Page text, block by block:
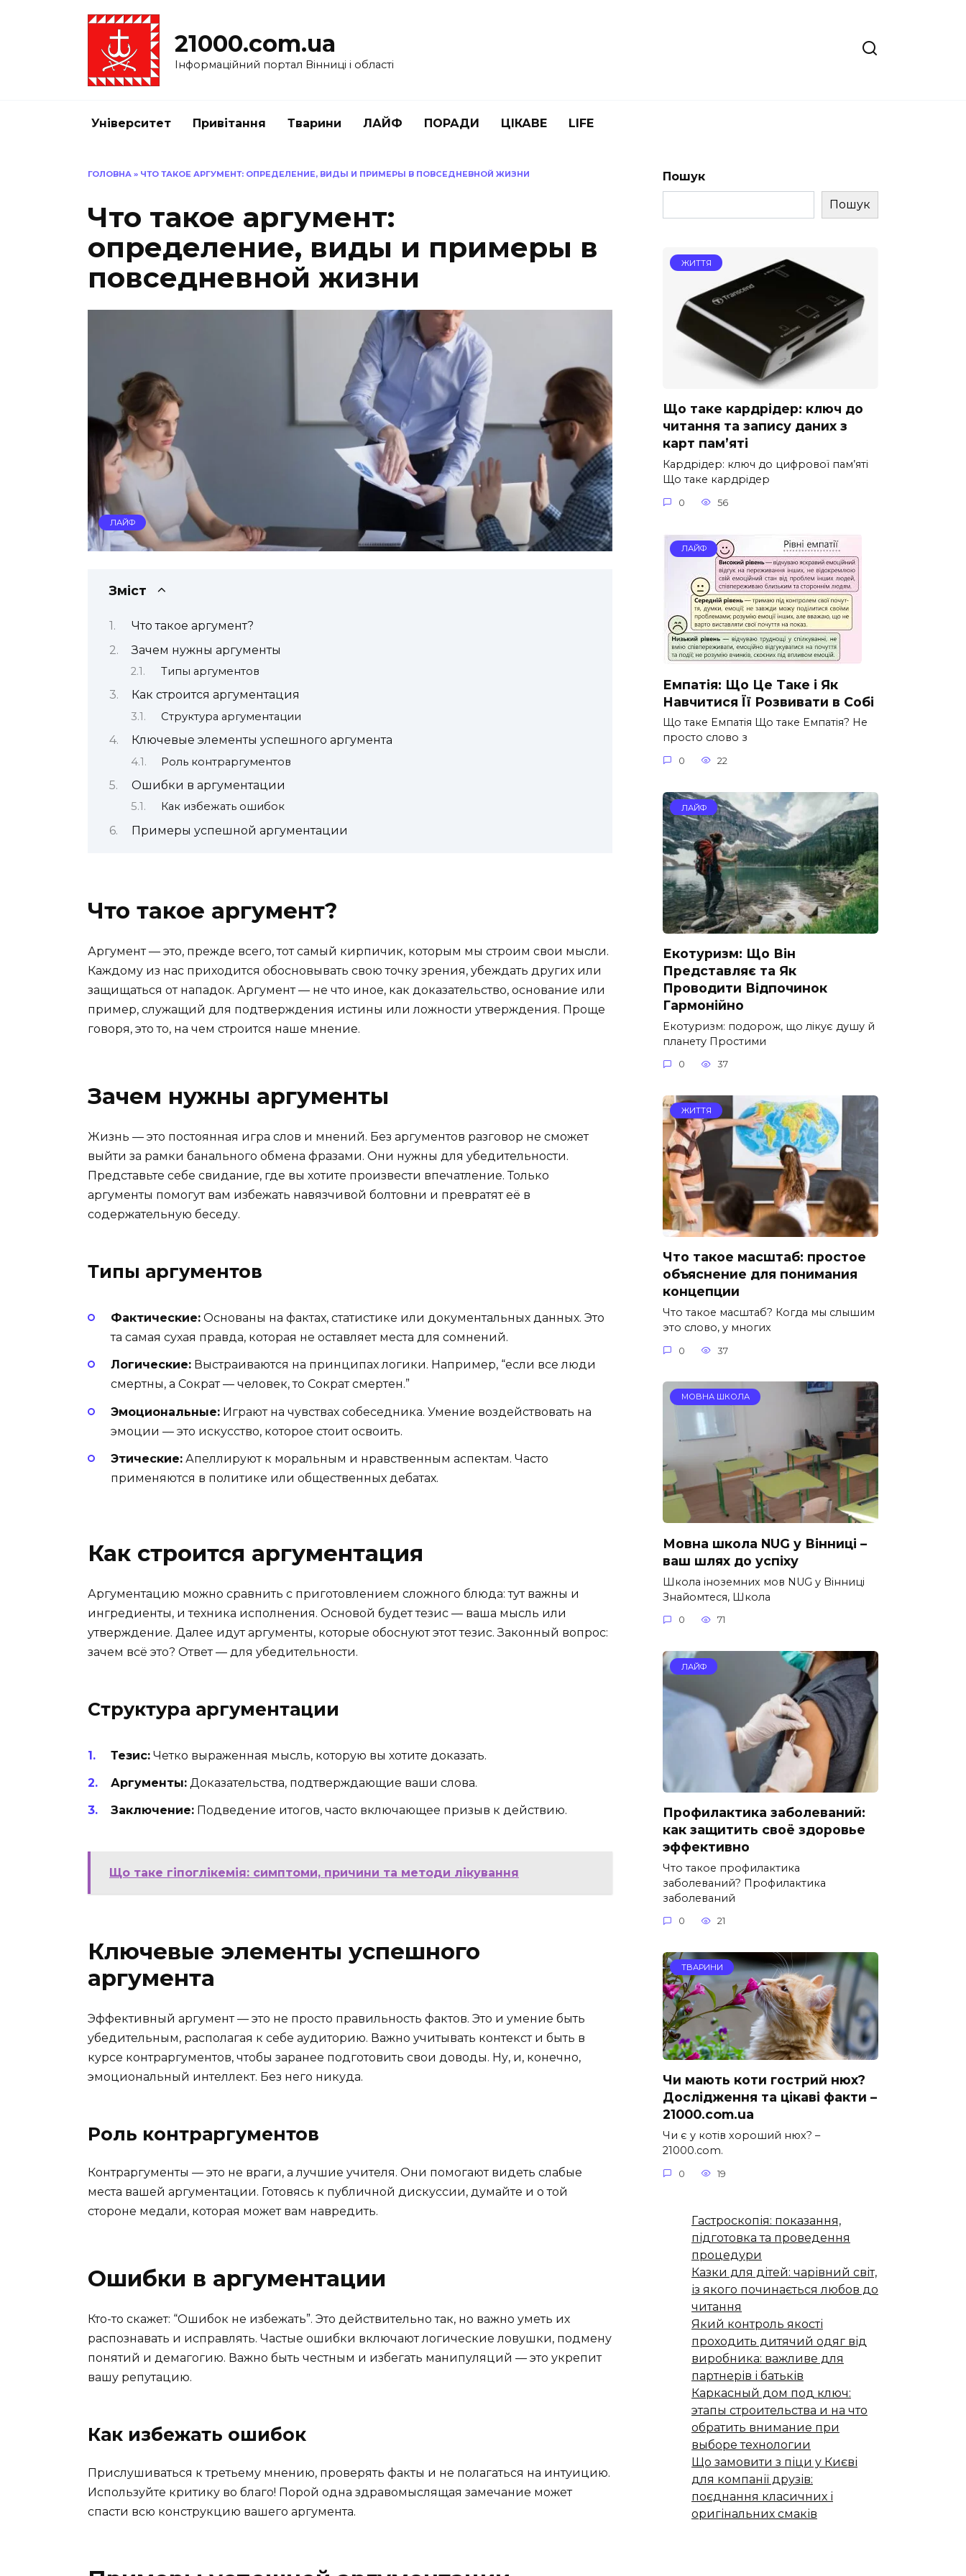
21000.com.ua
Інформаційний портал Вінниці і області
Університет Привітання Тварини ЛАЙФ ПОРАДИ ЦІКАВЕ LIFE
ГОЛОВНА » ЧТО ТАКОЕ АРГУМЕНТ: ОПРЕДЕЛЕНИЕ, ВИДЫ И ПРИМЕРЫ В ПОВСЕДНЕВНОЙ ЖИЗНИ
Что такое аргумент:
определение, виды и примеры в
повседневной жизни
ЛАЙФ
Зміст
Что такое аргумент?
Зачем нужны аргументы
Типы аргументов
Как строится аргументация
Структура аргументации
Ключевые элементы успешного аргумента
Роль контраргументов
Ошибки в аргументации
Как избежать ошибок
Примеры успешной аргументации
Что такое аргумент?
Аргумент — это, прежде всего, тот самый кирпичик, которым мы строим свои мысли.
Каждому из нас приходится обосновывать свою точку зрения, убеждать других или
защищаться от нападок. Аргумент — не что иное, как доказательство, основание или
пример, служащий для подтверждения истины или ложности утверждения. Проще
говоря, это то, на чем строится наше мнение.
Зачем нужны аргументы
Жизнь — это постоянная игра слов и мнений. Без аргументов разговор не сможет
выйти за рамки банального обмена фразами. Они нужны для убедительности.
Представьте себе свидание, где вы хотите произвести впечатление. Только
аргументы помогут вам избежать навязчивой болтовни и превратят её в
содержательную беседу.
Типы аргументов
Фактические: Основаны на фактах, статистике или документальных данных. Это
та самая сухая правда, которая не оставляет места для сомнений.
Логические: Выстраиваются на принципах логики. Например, “если все люди
смертны, а Сократ — человек, то Сократ смертен.”
Эмоциональные: Играют на чувствах собеседника. Умение воздействовать на
эмоции — это искусство, которое стоит освоить.
Этические: Апеллируют к моральным и нравственным аспектам. Часто
применяются в политике или общественных дебатах.
Как строится аргументация
Аргументацию можно сравнить с приготовлением сложного блюда: тут важны и
ингредиенты, и техника исполнения. Основой будет тезис — ваша мысль или
утверждение. Далее идут аргументы, которые обоснуют этот тезис. Законный вопрос:
зачем всё это? Ответ — для убедительности.
Структура аргументации
Тезис: Четко выраженная мысль, которую вы хотите доказать.
Аргументы: Доказательства, подтверждающие ваши слова.
Заключение: Подведение итогов, часто включающее призыв к действию.
Що таке гіпоглікемія: симптоми, причини та методи лікування
Ключевые элементы успешного
аргумента
Эффективный аргумент — это не просто правильность фактов. Это и умение быть
убедительным, располагая к себе аудиторию. Важно учитывать контекст и быть в
курсе контраргументов, чтобы заранее подготовить свои доводы. Ну, и, конечно,
эмоциональный интеллект. Без него никуда.
Роль контраргументов
Контраргументы — это не враги, а лучшие учителя. Они помогают видеть слабые
места вашей аргументации. Готовясь к публичной дискуссии, думайте и о той
стороне медали, которая может вам навредить.
Ошибки в аргументации
Кто-то скажет: “Ошибок не избежать”. Это действительно так, но важно уметь их
распознавать и исправлять. Частые ошибки включают логические ловушки, подмену
понятий и демагогию. Важно быть честным и избегать манипуляций — это укрепит
вашу репутацию.
Как избежать ошибок
Прислушиваться к третьему мнению, проверять факты и не полагаться на интуицию.
Используйте критику во благо! Порой одна здравомыслящая замечание может
спасти всю конструкцию вашего аргумента.
Пошук
Пошук
ЖИТТЯ
Що таке кардрідер: ключ до
читання та запису даних з
карт пам’яті
Кардрідер: ключ до цифрової пам’яті
Що таке кардрідер
0 56
ЛАЙФ
Емпатія: Що Це Таке і Як
Навчитися Її Розвивати в Собі
Що таке Емпатія Що таке Емпатія? Не
просто слово з
0 22
ЛАЙФ
Екотуризм: Що Він
Представляє та Як
Проводити Відпочинок
Гармонійно
Екотуризм: подорож, що лікує душу й
планету Простими
0 37
ЖИТТЯ
Что такое масштаб: простое
объяснение для понимания
концепции
Что такое масштаб? Когда мы слышим
это слово, у многих
0 37
МОВНА ШКОЛА
Мовна школа NUG у Вінниці –
ваш шлях до успіху
Школа іноземних мов NUG у Вінниці
Знайомтеся, Школа
0 71
ЛАЙФ
Профилактика заболеваний:
как защитить своё здоровье
эффективно
Что такое профилактика
заболеваний? Профилактика
заболеваний
0 21
ТВАРИНИ
Чи мають коти гострий нюх?
Дослідження та цікаві факти –
21000.com.ua
Чи є у котів хороший нюх? –
21000.com.
0 19
Гастроскопія: показання,
підготовка та проведення
процедури
Казки для дітей: чарівний світ,
із якого починається любов до
читання
Який контроль якості
проходить дитячий одяг від
виробника: важливе для
партнерів і батьків
Каркасный дом под ключ:
этапы строительства и на что
обратить внимание при
выборе технологии
Що замовити з піци у Києві
для компанії друзів:
поєднання класичних і
оригінальних смаків